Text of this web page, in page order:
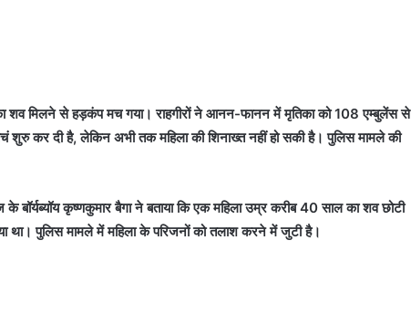
शव मिलने से हड़कंप मच गया। राहगीरों ने आनन-फानन में मृतिका को 108 एम्बुलेंस से
शुरु कर दी है, लेकिन अभी तक महिला की शिनाख्त नहीं हो सकी है। पुलिस मामले की
बॉर्यब्यॉय कृष्णकुमार बैगा ने बताया कि एक महिला उम्र करीब 40 साल का शव छोटी
था। पुलिस मामले में महिला के परिजनों को तलाश करने में जुटी है।